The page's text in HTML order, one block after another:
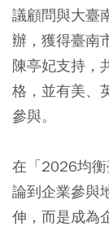
議顧問與大臺
辦，獲得臺南
陳亭妃支持，
格，並有美、
參與。
在「2026均
論到企業參與
伸，而是成為